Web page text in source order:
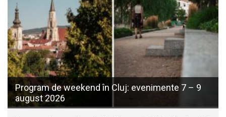
Program de weekend în Cluj: evenimente 7 – 9
august 2026